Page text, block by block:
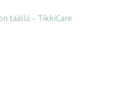
täällä – TikkiCare